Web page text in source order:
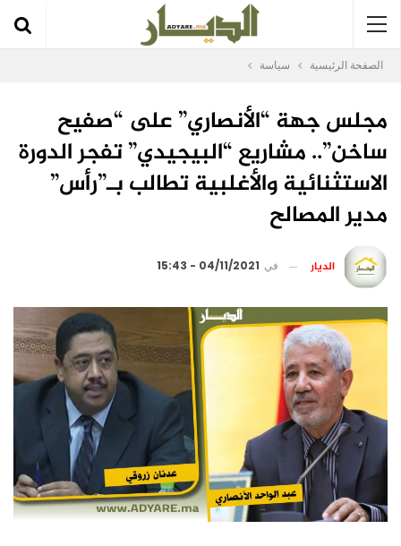
الصفحة الرئيسية سياسة
مجلس جهة “الأنصاري” على “صفيح
ساخن”.. مشاريع “البيجيدي” تفجر الدورة
الاستثنائية والأغلبية تطالب بـ”رأس”
مدير المصالح
الديار في 04/11/2021 - 15:43